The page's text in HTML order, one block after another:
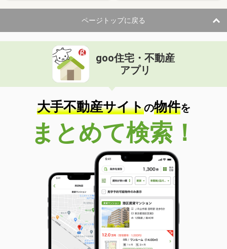
ページトップに戻る
goo住宅・不動産
アプリ
大手不動産サイトの物件を
まとめて検索！